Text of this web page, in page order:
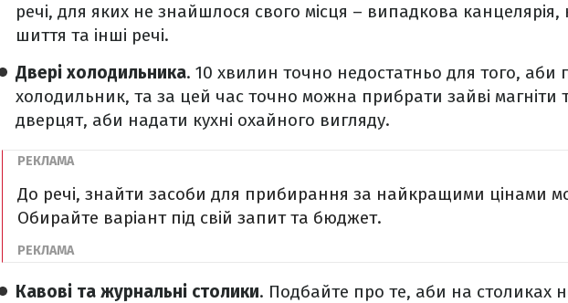
речі, для яких не знайшлося свого місця – випадкова канцелярія,
шиття та інші речі.
Двері холодильника. 10 хвилин точно недостатньо для того, аби
холодильник, та за цей час точно можна прибрати зайві магніти
дверцят, аби надати кухні охайного вигляду.
До речі, знайти засоби для прибирання за найкращими цінами
Обирайте варіант під свій запит та бюджет.
Кавові та журнальні столики. Подбайте про те, аби на столиках